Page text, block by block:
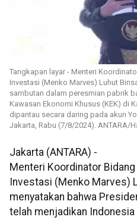
Tangkapan layar - Menteri
Investasi (Menko Marves) Luhut
sambutan dalam peresmian pabrik
Kawasan Ekonomi Khusus (KEK) di
dipantau secara daring pada akun
Jakarta, Rabu (7/8/2024). ANTARA/
Jakarta (ANTARA) -
Menteri Koordinator
Investasi (Menko Marves)
menyatakan bahwa
telah menjadikan